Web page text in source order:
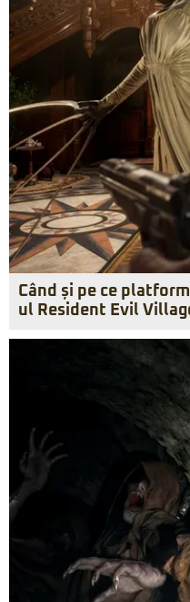
Când și pe ce
ul Resident Evil